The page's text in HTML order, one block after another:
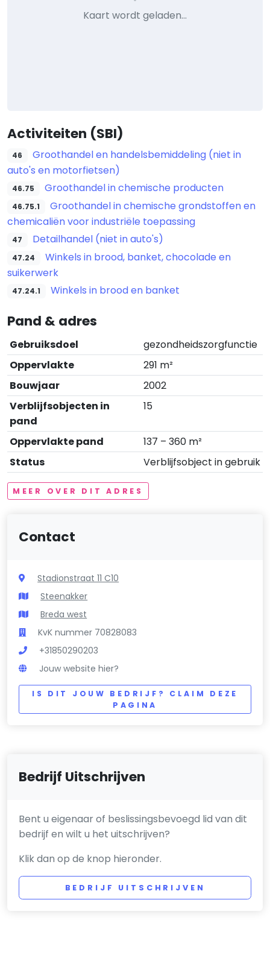
Kaart wordt geladen…
Activiteiten (SBI)
46
Groothandel en handelsbemiddeling (niet in
auto's en motorfietsen)
46.75 Groothandel in chemische producten
46.75.1
Groothandel in chemische grondstoffen en
chemicaliën voor industriële toepassing
47 Detailhandel (niet in auto's)
47.24
Winkels in brood, banket, chocolade en
suikerwerk
47.24.1 Winkels in brood en banket
Pand & adres
Gebruiksdoel
gezondheidszorgfunctie
Oppervlakte
291 m²
Bouwjaar
2002
Verblijfsobjecten in
pand
15
Oppervlakte pand
137 – 360 m²
Status
Verblijfsobject in gebruik
MEER OVER DIT ADRES
Contact
Stadionstraat 11 C10
Steenakker
Breda west
KvK nummer 70828083
+31850290203
Jouw website hier?
IS DIT JOUW BEDRIJF? CLAIM DEZE
PAGINA
Bedrijf Uitschrijven
Bent u eigenaar of beslissingsbevoegd lid van dit
bedrijf en wilt u het uitschrijven?
Klik dan op de knop hieronder.
BEDRIJF UITSCHRIJVEN